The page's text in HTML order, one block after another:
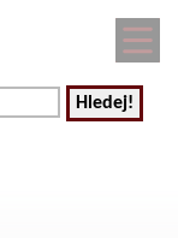
Hledej!